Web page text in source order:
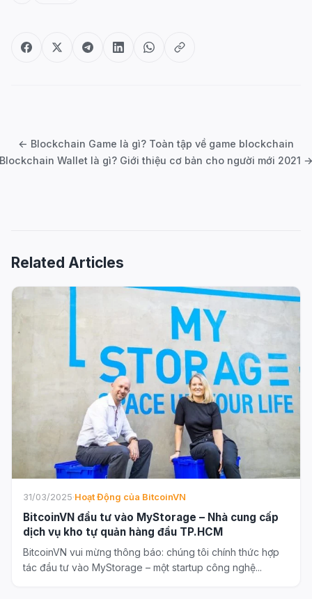
← Blockchain Game là gì? Toàn tập về game blockchain
Wallet là gì? Giới thiệu cơ bản cho người mới 2021
Related Articles
31/03/2025·Hoạt Động của BitcoinVN
BitcoinVN đầu tư vào MyStorage – Nhà cung cấp
dịch vụ kho tự quản hàng đầu TP.HCM
BitcoinVN vui mừng thông báo: chúng tôi chính thức hợp
tác đầu tư vào MyStorage – một startup công nghệ...